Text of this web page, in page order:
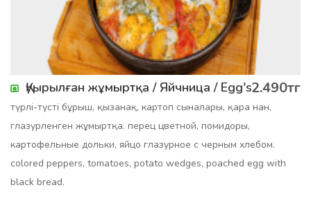
Қуырылған жұмыртқа / Яйчница / Egg's2.490тг
түрлі-түсті бұрыш, қызанақ, картоп сыналары, қара нан,
глазурленген жұмыртқа. перец цветной, помидоры,
картофельные дольки, яйцо глазурное с черным хлебом.
colored peppers, tomatoes, potato wedges, poached egg with
black bread.